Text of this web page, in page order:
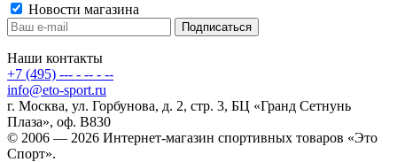
Новости магазина
Наши контакты
+7 (495) --- - -- - --
info@eto-sport.ru
г. Москва, ул. Горбунова, д. 2, стр. 3, БЦ «Гранд Сетнунь
Плаза», оф. В830
© 2006 — 2026 Интернет-магазин спортивных товаров «Это
Спорт».